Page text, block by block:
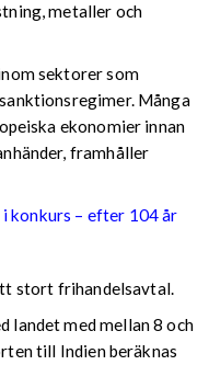
metaller och
sektorer som
Många
ekonomier innan
framhåller
konkurs – efter 104 år
stort frihandelsavtal.
landet med mellan 8 och
till Indien beräknas